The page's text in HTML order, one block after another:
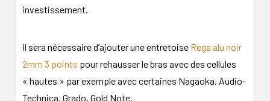
investissement.
Il sera nécessaire d’ajouter une entretoise Rega alu noir
2mm 3 points pour rehausser le bras avec des cellules
« hautes » par exemple avec certaines Nagaoka, Audio-
Technica, Grado, Gold Note.